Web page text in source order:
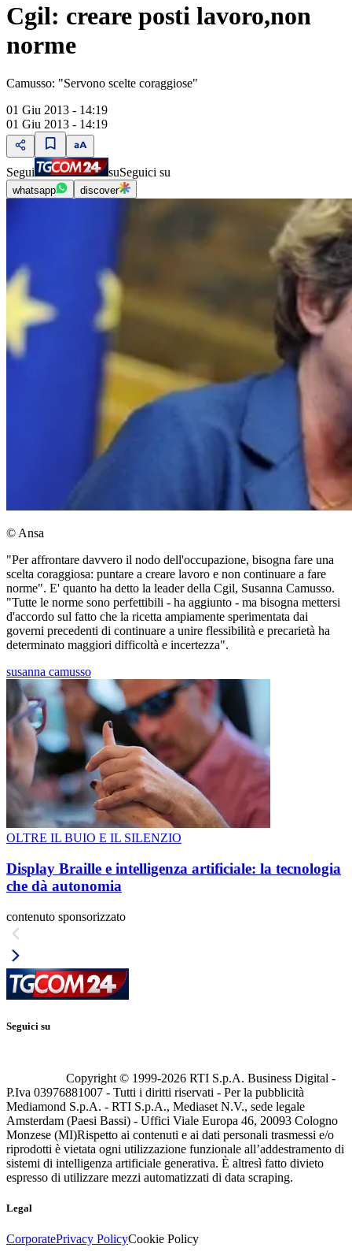
Cgil: creare posti lavoro,non
norme
Camusso: "Servono scelte coraggiose"
01 Giu 2013 - 14:19
01 Giu 2013 - 14:19
Segui suSeguici su
whatsapp discover
© Ansa
"Per affrontare davvero il nodo dell'occupazione, bisogna fare una
scelta coraggiosa: puntare a creare lavoro e non continuare a fare
norme". E' quanto ha detto la leader della Cgil, Susanna Camusso.
"Tutte le norme sono perfettibili - ha aggiunto - ma bisogna mettersi
d'accordo sul fatto che la ricetta ampiamente sperimentata dai
governi precedenti di continuare a unire flessibilità e precarietà ha
determinato maggiori difficoltà e incertezza".
susanna camusso
OLTRE IL BUIO E IL SILENZIO
Display Braille e intelligenza artificiale: la tecnologia
che dà autonomia
contenuto sponsorizzato
Seguici su
Copyright © 1999-2026 RTI S.p.A. Business Digital -
P.Iva 03976881007 - Tutti i diritti riservati - Per la pubblicità
Mediamond S.p.A. - RTI S.p.A., Mediaset N.V., sede legale
Amsterdam (Paesi Bassi) - Uffici Viale Europa 46, 20093 Cologno
Monzese (MI)Rispetto ai contenuti e ai dati personali trasmessi e/o
riprodotti è vietata ogni utilizzazione funzionale all’addestramento di
sistemi di intelligenza artificiale generativa. È altresì fatto divieto
espresso di utilizzare mezzi automatizzati di data scraping.
Legal
CorporatePrivacy PolicyCookie Policy